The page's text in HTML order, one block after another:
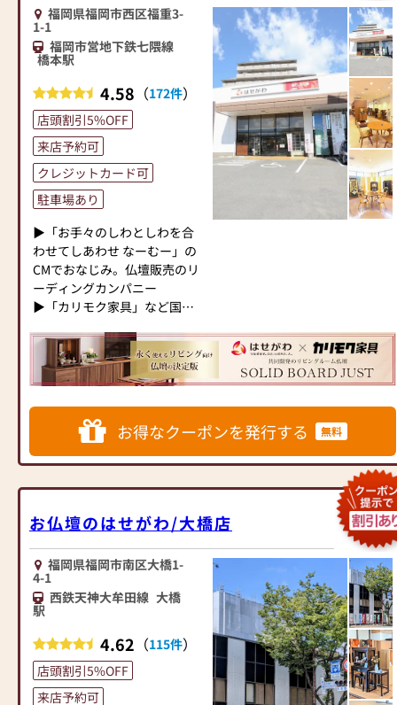
≪はせがわ店舗サービスのご
案内≫
●仏壇・仏具・お墓・相続・
遺品整理のご相談
●ご来店予約(ページ内の「来
店予約ボタン」からお申込く
ださい)
●お電話(ご相談や商品のご注
文を承ります。お電話時に
「いい仏壇を見た」とお伝え
ください)
●訪問(はせがわの専門スタッ
フがご相談や商品ご購入のお
手続きを致します)
≪お仏壇のはせがわよりお客
様へ≫
ら、ぜひお仏壇のはせがわに
お越しください。当店は幅広
い品揃えとリーズナブルな価
仏壇には様々な種類がござい
ます。伝統的な木製の仏壇や
たコンパクトなサイズの仏壇
など、お客様のご要望に合わ
せて選ぶことができます。仏
壇の素材や彫刻、仏像の種類
も豊富にご用意しております
ので、心からご供養いただけ
る仏壇を見つけていただけま
さらに、仏具も充実しており
ます。位牌や線香、ろうそく
や花立てなど、お仏壇のセッ
トや個別のアイテムも豊富に
福岡県福岡市西区福重3-
1-1
福岡市営地下鉄七隈線
橋本駅
4.58 （172件）
店頭割引5%OFF
来店予約可
クレジットカード可
駐車場あり
▶「お手々のしわとしわを合
わせてしあわせ なーむー」の
CMでおなじみ。仏壇販売のリ
ーディングカンパニー
▶「カリモク家具」など国内
なインテリアにマッチするお
仏壇を展開
国内130店舗以上のスケールメ
リットと東証上場の信頼。創
業以来、親切・丁寧な説明と
基のお仏壇、約3,000基のお墓
はせがわ」では、さまざまな
供養（対話の場づくり）の形
をご提案しております。ご自
身、ご家族にあった供養の形
について、迷うことや、お困
りのことなどございました
ら、ぜひ、お気軽にご相談く
ださい。店内にはお仏壇・お
仏具・お位牌・お線香・お念
珠等、豊富にご用意しており
お得なクーポンを発行する 無料
お仏壇のはせがわ/大橋店
福岡県福岡市南区大橋1-
4-1
西鉄天神大牟田線 大橋
駅
4.62 （115件）
店頭割引5%OFF
来店予約可